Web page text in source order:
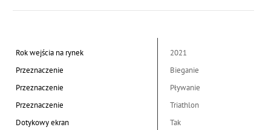
Rok wejścia na rynek
2021
Przeznaczenie
Bieganie
Przeznaczenie
Pływanie
Przeznaczenie
Triathlon
Dotykowy ekran
Tak